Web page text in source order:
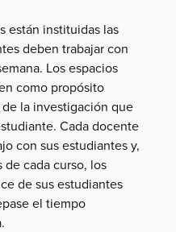
están instituidas las
deben trabajar con
Los espacios
como propósito
la investigación que
Cada docente
con sus estudiantes y,
cada curso, los
de sus estudiantes
el tiempo